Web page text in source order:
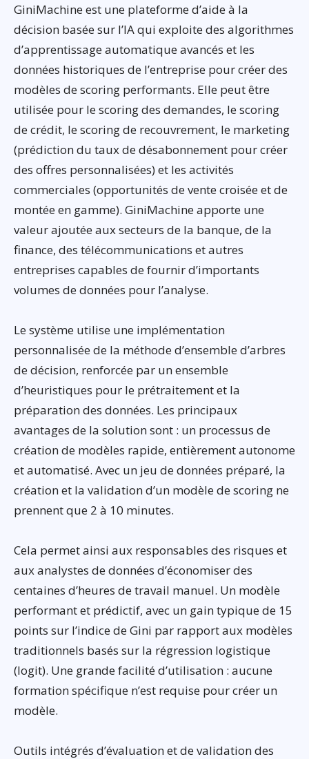
GiniMachine est une plateforme d’aide à la
décision basée sur l’IA qui exploite des algorithmes
d’apprentissage automatique avancés et les
données historiques de l’entreprise pour créer des
modèles de scoring performants. Elle peut être
utilisée pour le scoring des demandes, le scoring
de crédit, le scoring de recouvrement, le marketing
(prédiction du taux de désabonnement pour créer
des offres personnalisées) et les activités
commerciales (opportunités de vente croisée et de
montée en gamme). GiniMachine apporte une
valeur ajoutée aux secteurs de la banque, de la
finance, des télécommunications et autres
entreprises capables de fournir d’importants
volumes de données pour l’analyse.
Le système utilise une implémentation
personnalisée de la méthode d’ensemble d’arbres
de décision, renforcée par un ensemble
d’heuristiques pour le prétraitement et la
préparation des données. Les principaux
avantages de la solution sont : un processus de
création de modèles rapide, entièrement autonome
et automatisé. Avec un jeu de données préparé, la
création et la validation d’un modèle de scoring ne
prennent que 2 à 10 minutes.
Cela permet ainsi aux responsables des risques et
aux analystes de données d’économiser des
centaines d’heures de travail manuel. Un modèle
performant et prédictif, avec un gain typique de 15
points sur l’indice de Gini par rapport aux modèles
traditionnels basés sur la régression logistique
(logit). Une grande facilité d’utilisation : aucune
formation spécifique n’est requise pour créer un
modèle.
Outils intégrés d’évaluation et de validation des